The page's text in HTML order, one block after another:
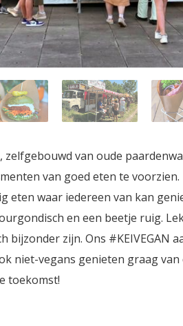
van oude
van goed eten te voorzien.
eten waar iedereen van kan
en een beetje ruig.
zijn. Ons #KEIVEGAN
niet-vegans genieten graag
toekomst!